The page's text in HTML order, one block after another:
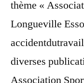
thème «
Longueville
diverses
Association